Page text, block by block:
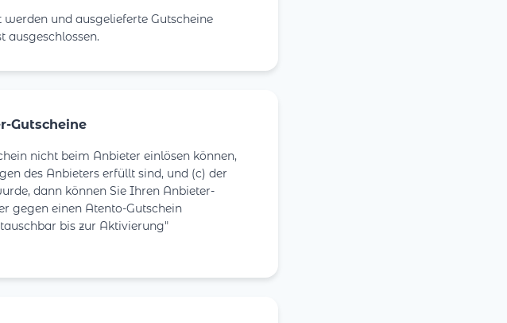
und ausgelieferte Gutscheine
ausgeschlossen.
Gutscheine
nicht beim Anbieter einlösen können,
des Anbieters erfüllt sind, und (c) der
dann können Sie Ihren Anbieter-
gegen einen Atento-Gutschein
bis zur Aktivierung"